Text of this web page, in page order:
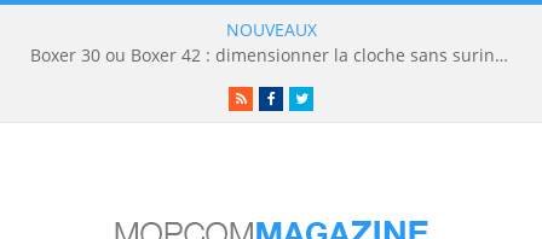
NOUVEAUX
Boxer 30 ou Boxer 42 : dimensionner la cloche sans surinvestir
RSSFacebookTwitter